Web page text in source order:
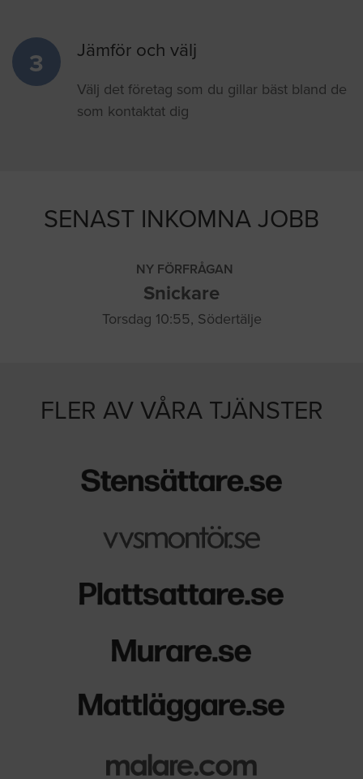
3 Jämför och välj
Välj det företag som du gillar bäst bland de
som kontaktat dig
SENAST INKOMNA JOBB
NY FÖRFRÅGAN
Snickare
Torsdag 10:55, Södertälje
FLER AV VÅRA TJÄNSTER